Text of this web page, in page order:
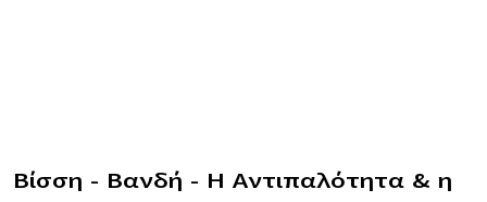
Βίσση – Βανδή – Η Αντιπαλότητα & η